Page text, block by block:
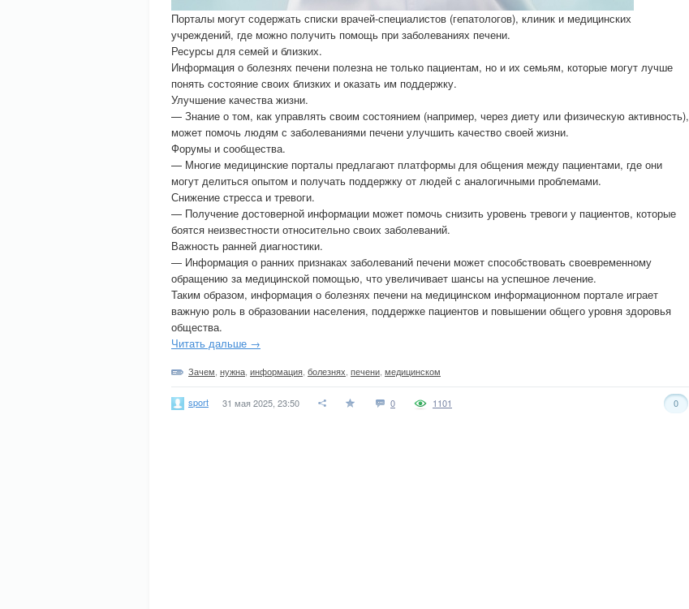
Порталы могут содержать списки врачей-специалистов (гепатологов), клиник и медицинских
учреждений, где можно получить помощь при заболеваниях печени.
Ресурсы для семей и близких.
Информация о болезнях печени полезна не только пациентам, но и их семьям, которые могут лучше
понять состояние своих близких и оказать им поддержку.
Улучшение качества жизни.
— Знание о том, как управлять своим состоянием (например, через диету или физическую активность),
может помочь людям с заболеваниями печени улучшить качество своей жизни.
Форумы и сообщества.
— Многие медицинские порталы предлагают платформы для общения между пациентами, где они
могут делиться опытом и получать поддержку от людей с аналогичными проблемами.
Снижение стресса и тревоги.
— Получение достоверной информации может помочь снизить уровень тревоги у пациентов, которые
боятся неизвестности относительно своих заболеваний.
Важность ранней диагностики.
— Информация о ранних признаках заболеваний печени может способствовать своевременному
обращению за медицинской помощью, что увеличивает шансы на успешное лечение.
Таким образом, информация о болезнях печени на медицинском информационном портале играет
важную роль в образовании населения, поддержке пациентов и повышении общего уровня здоровья
общества.
Читать дальше →
Зачем нужна информация болезнях печени медицинском
sport 31 мая 2025, 23:50 0 0
1101